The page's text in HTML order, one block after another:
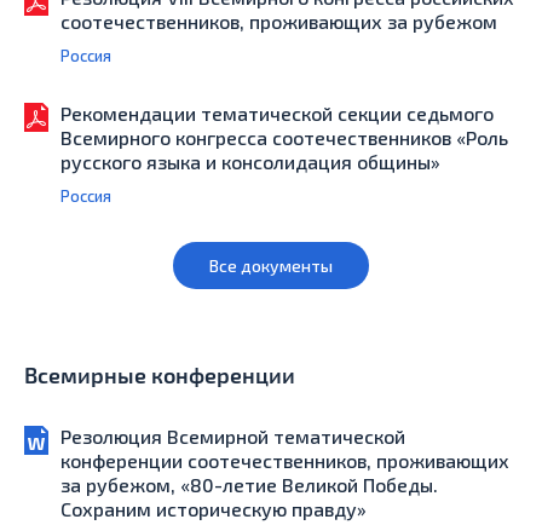
соотечественников, проживающих за рубежом
Россия
Рекомендации тематической секции седьмого
Всемирного конгресса соотечественников «Роль
русского языка и консолидация общины»
Россия
Все документы
Всемирные конференции
Резолюция Всемирной тематической
конференции соотечественников, проживающих
за рубежом, «80-летие Великой Победы.
Сохраним историческую правду»